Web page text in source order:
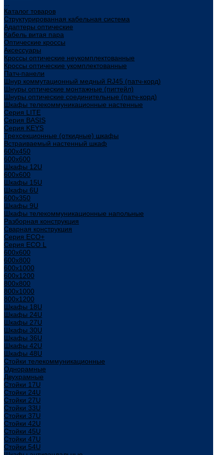
Каталог товаров
Структурированная кабельная система
Адаптеры оптические
Кабель витая пара
Оптические кроссы
Аксессуары
Кроссы оптические неукомплектованные
Кроссы оптические укомплектованные
Патч-панели
Шнур коммутационный медный RJ45 (патч-корд)
Шнуры оптические монтажные (пигтейл)
Шнуры оптические соединительные (патч-корд)
Шкафы телекоммуникационные настенные
Cерия LITE
Cерия BASIS
Cерия KEYS
Трехсекционные (откидные) шкафы
Встраиваемый настенный шкаф
600x450
600x600
Шкафы 12U
600x600
Шкафы 15U
Шкафы 6U
600x350
Шкафы 9U
Шкафы телекоммуникационные напольные
Разборная конструкция
Сварная конструкция
Серия ECO+
Серия ECO L
600x600
600x800
600х1000
600х1200
800x800
800х1000
800х1200
Шкафы 18U
Шкафы 24U
Шкафы 27U
Шкафы 30U
Шкафы 36U
Шкафы 42U
Шкафы 48U
Стойки телекоммуникационные
Однорамные
Двухрамные
Стойки 17U
Стойки 24U
Стойки 27U
Стойки 33U
Стойки 37U
Стойки 42U
Стойки 45U
Стойки 47U
Стойки 54U